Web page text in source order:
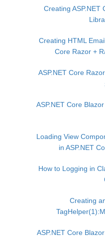
Creating ASP.NET
Creating HTML
Core Razor +
ASP.NET Core
ASP.NET Core
Loading View
in ASP.NET
How to Logging in
Creating
ASP.NET Core